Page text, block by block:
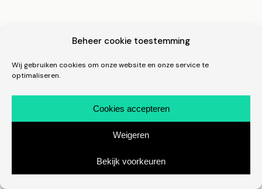
Beheer cookie toestemming
Wij gebruiken cookies om onze website en onze service te
optimaliseren.
Cookies accepteren
Weigeren
Bekijk voorkeuren